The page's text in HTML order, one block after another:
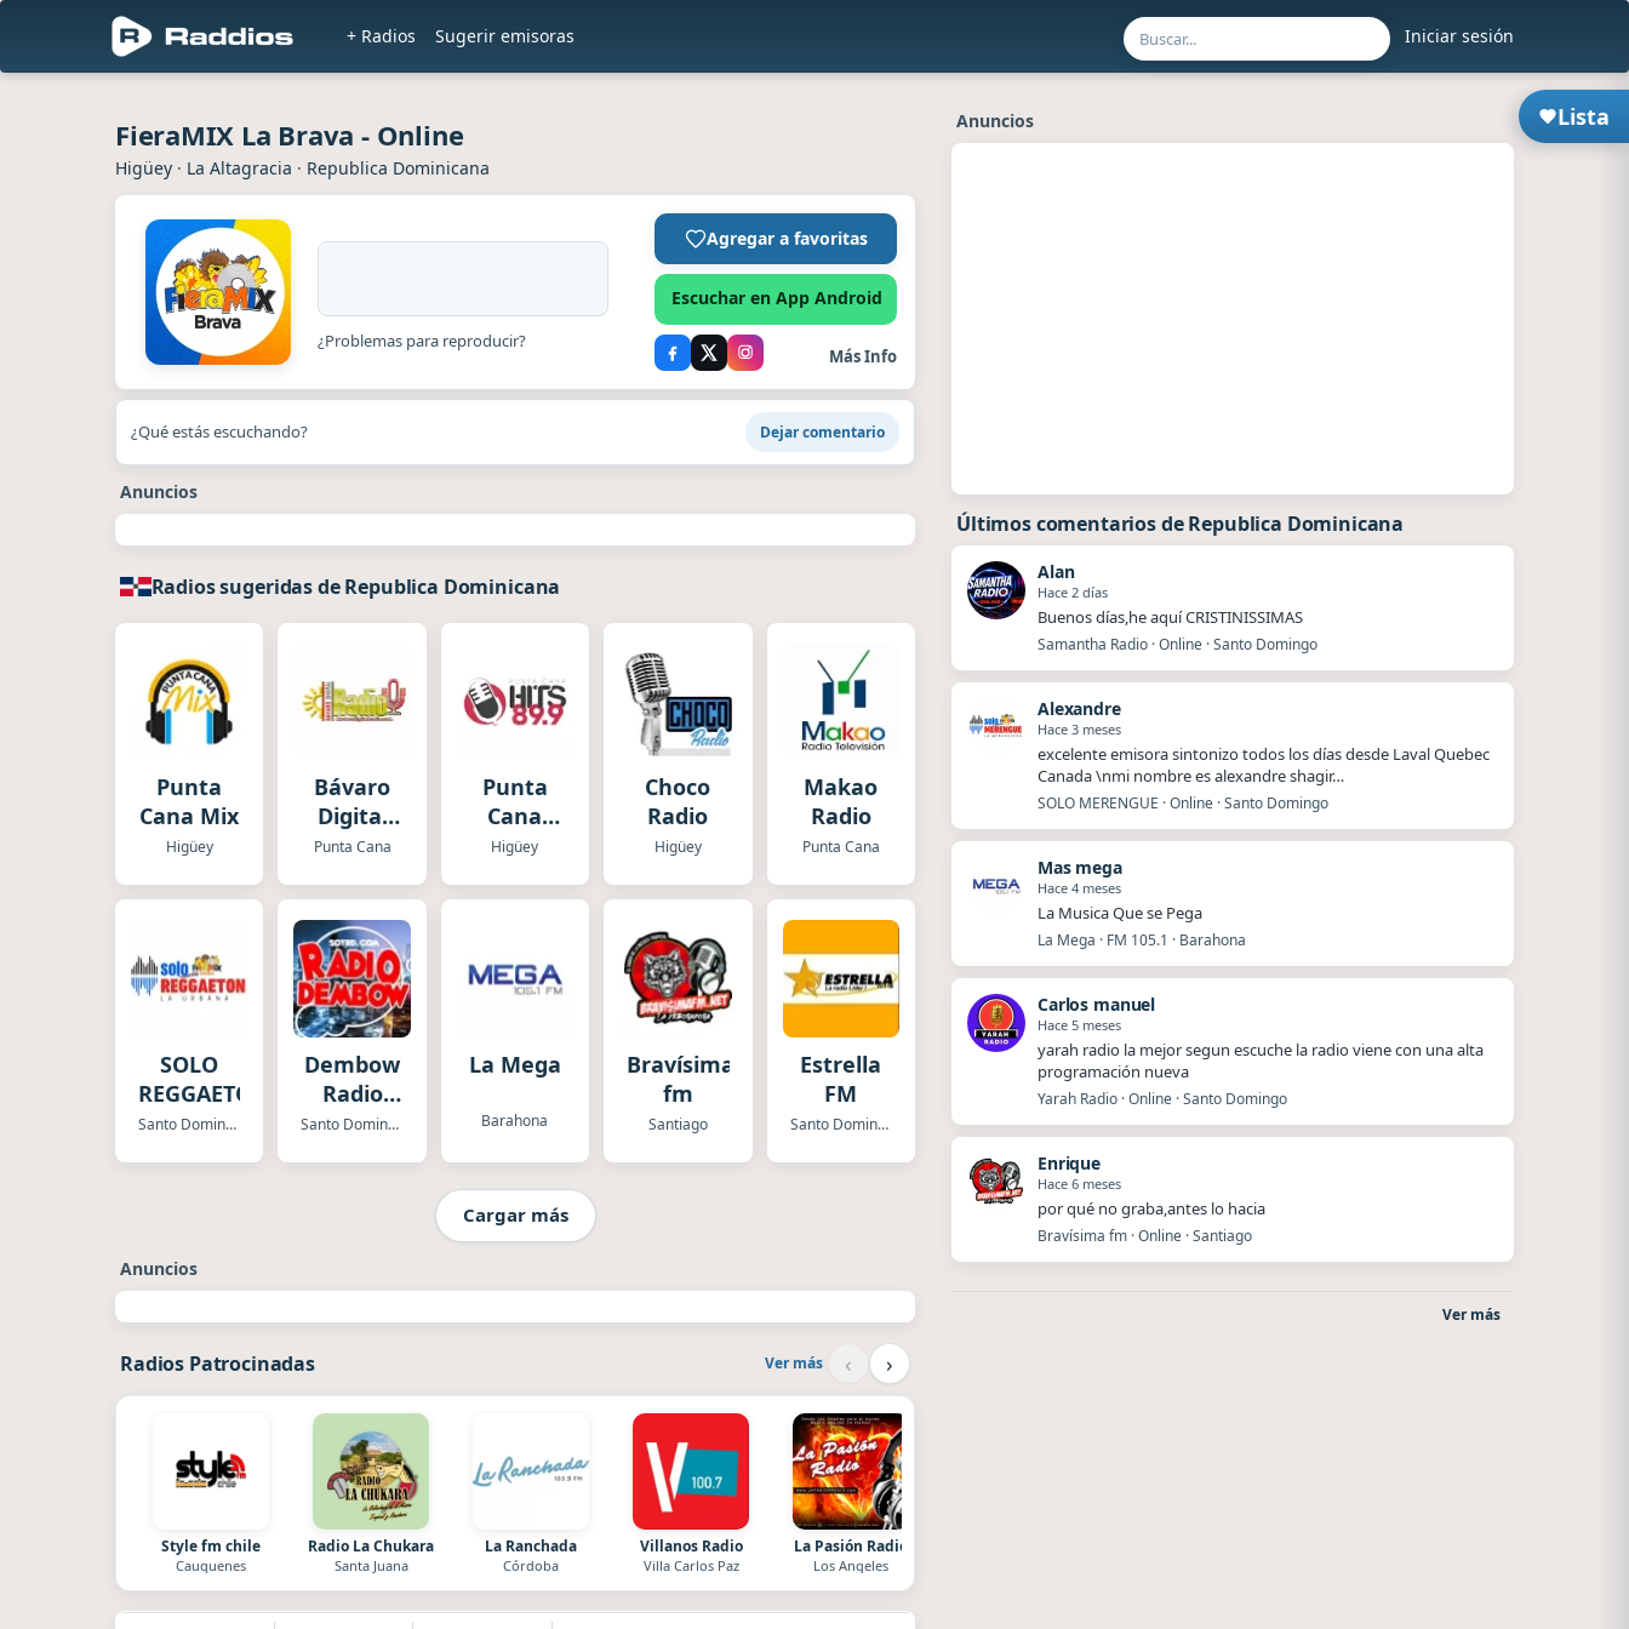
Iniciar sesión
+ Radios Sugerir emisoras
Lista
FieraMIX La Brava - Online
Higüey · La Altagracia · Republica Dominicana
¿Problemas para reproducir?
Agregar a favoritas
Escuchar en App Android
Más Info
¿Qué estás escuchando? Dejar comentario
Anuncios
Radios sugeridas de Republica Dominicana
Punta
Cana Mix
Higüey
Bávaro
Digital
Radio
Punta Cana
Punta
Cana
Hits
Higüey
Choco
Radio
Higüey
Makao
Radio
Punta Cana
SOLO
REGGAETON
Santo Domingo
Dembow
Radio
Regueton
Santo Domingo
La Mega
Barahona
Bravísima
fm
Santiago
Estrella
FM
Santo Domingo
Cargar más
Anuncios
Radios Patrocinadas Ver más ‹ ›
Style fm chile
Cauquenes
Radio La Chukara
Santa Juana
La Ranchada
Córdoba
Villanos Radio
Villa Carlos Paz
La Pasión Radio
Los Angeles
Anuncios
Últimos comentarios de Republica Dominicana
Alan
Hace 2 días
Buenos días,he aquí CRISTINISSIMAS
Samantha Radio · Online · Santo Domingo
Alexandre
Hace 3 meses
excelente emisora sintonizo todos los días desde Laval Quebec
Canada \nmi nombre es alexandre shagir…
SOLO MERENGUE · Online · Santo Domingo
Mas mega
Hace 4 meses
La Musica Que se Pega
La Mega · FM 105.1 · Barahona
Carlos manuel
Hace 5 meses
yarah radio la mejor segun escuche la radio viene con una alta
programación nueva
Yarah Radio · Online · Santo Domingo
Enrique
Hace 6 meses
por qué no graba,antes lo hacia
Bravísima fm · Online · Santiago
Ver más